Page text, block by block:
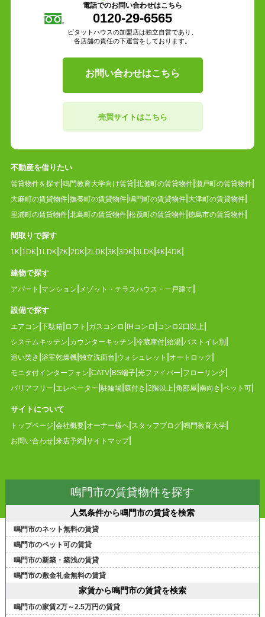
電話でのお問い合わせはこちら
0120-29-6565
ピタットハウスの加盟店は独立自営であり、
各店舗の責任の下運営をしております。
お問い合わせはこちら
売買サイトはこちら
不動産を借りたい
賃貸物件を探す 鳴門教育大学向け賃貸 北灘町の賃貸物件 瀬戸町の賃貸物件
大麻町の賃貸物件 撫養町の賃貸物件 鳴門町の賃貸物件 大津町の賃貸物件
里浦町の賃貸物件 北島町の賃貸物件 松茂町の賃貸物件 徳島市の賃貸物件
間取りで探す
1K 1DK 1LDK 2K 2DK 2LDK 3K 3DK 3LDK 4K 4DK
建物で探す
アパート マンション メゾット・テラスハウス・一戸建て
設備で探す
エアコン 下駄箱 ロフト ガスコンロ IHコンロ コンロ2口以上
システムキッチン カウンターキッチン 冷蔵庫付 給湯 バストイレ別
追い焚き 浴室乾燥機 独立洗面台 ウォシュレット オートロック
モニタ付インターフォン CATV BS端子 光ファイバー フローリング
バリアフリー エレベーター 駐輪場 庭付き 2階以上 角部屋 南向き ペット可
サイトについて
トップページ 会社概要 オーナー様へ スタッフブログ 鳴門教育大学
お問い合わせ 来店予約 サイトマップ
鳴門市の賃貸物件を探す
人気条件から鳴門市の賃貸を検索
鳴門市のネット無料の賃貸
鳴門市のペット可の賃貸
鳴門市の新築・築浅の賃貸
鳴門市の敷金礼金無料の賃貸
家賃から鳴門市の賃貸を検索
鳴門市の家賃2万～2.5万円の賃貸